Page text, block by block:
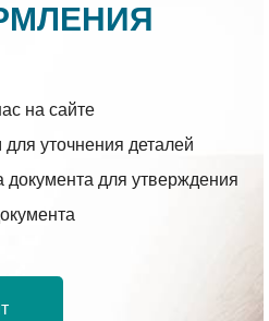
на сайте
уточнения деталей
документа для утверждения